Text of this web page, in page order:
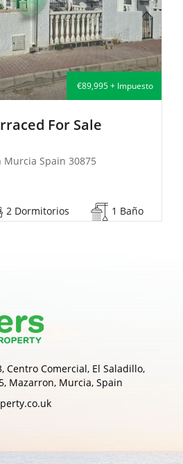
€135,000 + Impuesto
Semi-Detached For Sale
Murcia Spain 30875
2 Dormitorios 1 Baño
Centro Comercial, El Saladillo,
Mazarron, Murcia, Spain